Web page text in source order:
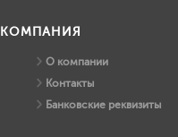
КОМПАНИЯ
О компании
Контакты
Банковские реквизиты